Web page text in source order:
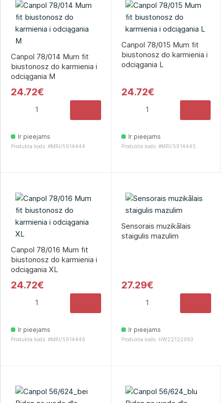
Canpol 78/014 Mum fit
biustonosz do karmienia i
odciągania M
24.72€
Ir pieejams
Produkta kods: #MRI/5914444
Canpol 78/015 Mum fit
biustonosz do karmienia i
odciągania L
24.72€
Ir pieejams
Produkta kods: #MRI/5914445
Canpol 78/016 Mum fit
biustonosz do karmienia i
odciągania XL
24.72€
Ir pieejams
Produkta kods: #MRI/5914446
Sensorais muzikālais
staigulis mazulim
27.29€
Ir pieejams
Produkta kods: HW22122993